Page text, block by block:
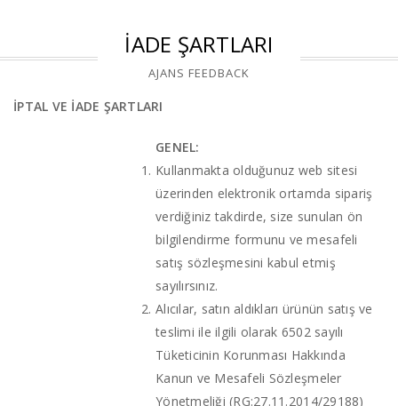
İADE ŞARTLARI
AJANS FEEDBACK
İPTAL VE İADE ŞARTLARI
GENEL:
Kullanmakta olduğunuz web sitesi
üzerinden elektronik ortamda sipariş
verdiğiniz takdirde, size sunulan ön
bilgilendirme formunu ve mesafeli
satış sözleşmesini kabul etmiş
sayılırsınız.
Alıcılar, satın aldıkları ürünün satış ve
teslimi ile ilgili olarak 6502 sayılı
Tüketicinin Korunması Hakkında
Kanun ve Mesafeli Sözleşmeler
Yönetmeliği (RG:27.11.2014/29188)